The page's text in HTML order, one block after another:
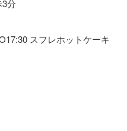
分
スフレホットケーキ